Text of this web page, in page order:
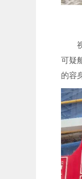
可疑
的容